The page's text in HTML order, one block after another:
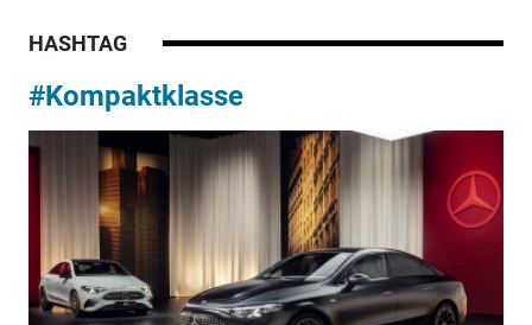
HASHTAG
#Kompaktklasse